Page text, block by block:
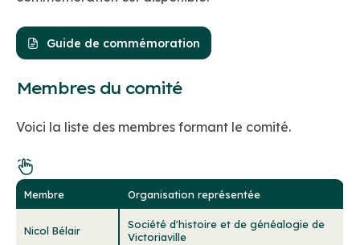
La durée de la contribution
Constance de l’implication
Guide de commémoration
Membres du comité
Voici la liste des membres formant le comité.
Membre Organisation représentée
Nicol Bélair
Société d'histoire et de généalogie de
Victoriaville